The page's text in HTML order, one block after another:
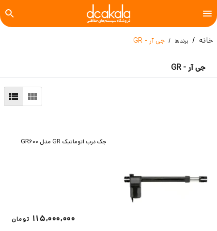
خانه برندها جی آر - GR
جی آر - GR
جک درب اتوماتیک GR مدل GR600
115,000,000 تومان